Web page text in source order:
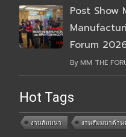
Post Show
Forum
By MM THE
Hot Tags
งานสัมมนา งานสัมมนาด้าน